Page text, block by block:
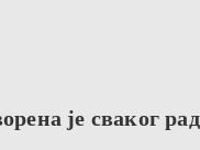
је сваког